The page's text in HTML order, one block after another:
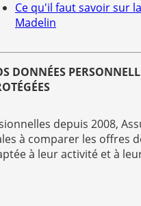
Ce qu'il faut savoir sur
Madelin
DONNÉES
depuis 2008,
à comparer les offres
à leur activité et à